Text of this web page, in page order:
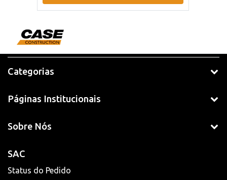
Categorias
Páginas Institucionais
Sobre Nós
SAC
Status do Pedido